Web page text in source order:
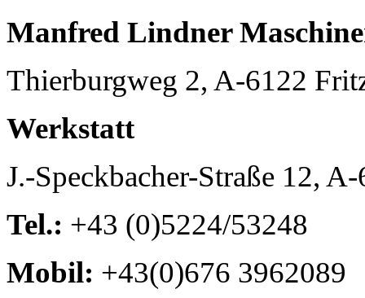
Manfred Lindner
Thierburgweg 2, A-6122
Werkstatt
J.-Speckbacher-Straße 12,
Tel.: +43 (0)5224/53248
Mobil: +43(0)676 3962089